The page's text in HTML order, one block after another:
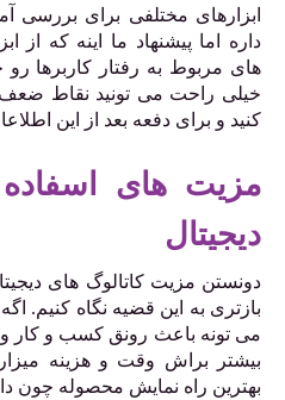
ابزارهای مختلفی برای
داره اما پیشنهاد ما اینه که از
های مربوط به رفتار کاربرها
خیلی راحت می تونید نقاط
کنید و برای دفعه بعد از این
مزیت های اسفاده
دیجیتال
دونستن مزیت کاتالوگ های
بازتری به این قضیه نگاه کنیم.
می تونه باعث رونق کسب و کار
بیشتر براش وقت و هزینه
بهترین راه نمایش محصوله چون